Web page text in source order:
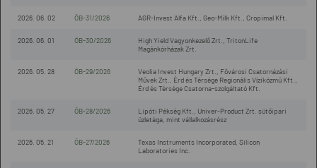
2026. 06. 02 ÖB-31/2026 AGR-Invest Alfa Kft., Geo-Milk Kft., Cropimal Kft.
2026. 06. 01 ÖB-30/2026
High Yield Vagyonkezelő Zrt., TritonLife
Magánkórházak Zrt.
2026. 05. 28 ÖB-29/2026
Veolia Invest Hungary Zrt., Fővárosi Csatornázási
Művek Zrt., Érd és Térsége Regionális Víziközmű Kft.,
Érd és Térsége Csatorna-szolgáltató Kft.
2026. 05. 27 ÖB-28/2026
Lipóti Pékség Kft., Univer-Product Zrt. sütőipari
üzletága, mint vállalkozásrész
2026. 05. 21 ÖB-27/2026
Texas Instruments Incorporated, Silicon
Laboratories Inc.